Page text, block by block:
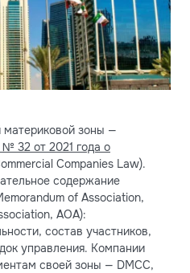
материковой зоны —
32 от 2021 года о
Companies Law).
содержание
of Association,
AOA):
состав участников,
управления. Компании
своей зоны — DMCC,